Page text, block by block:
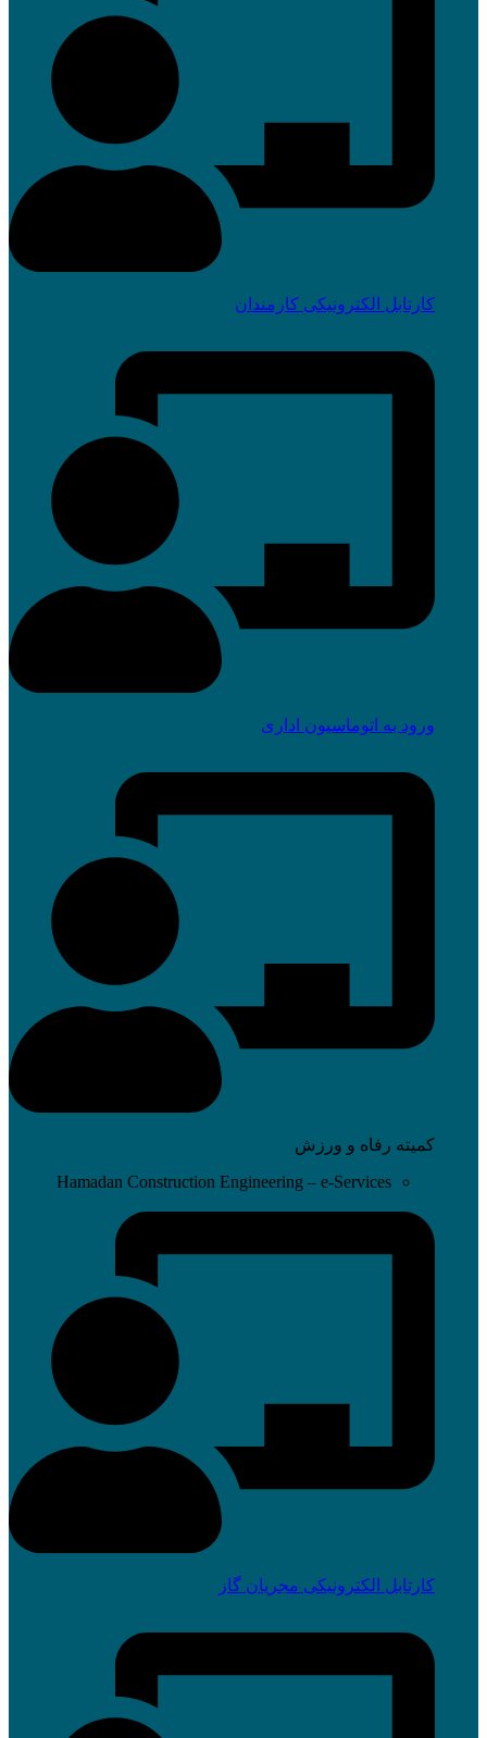
کارتابل الکترونیکی کارمندان
ورود به اتوماسیون اداری
کمیته رفاه و ورزش
Hamadan Construction Engineering – e-Services
کارتابل الکترونیکی مجریان گاز